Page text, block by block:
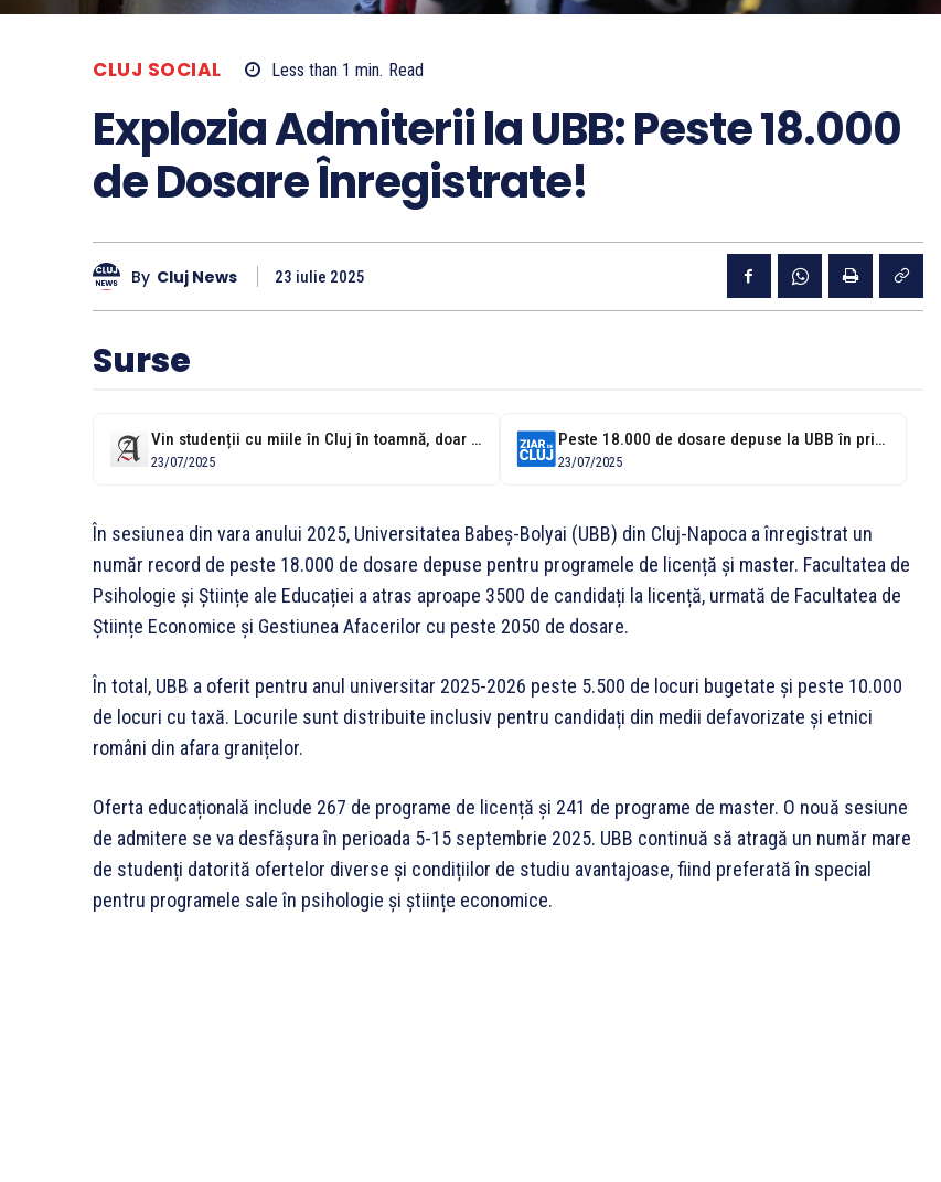
CLUJ SOCIAL Less than 1 min. Read
Explozia Admiterii la UBB: Peste 18.000
de Dosare Înregistrate!
By Cluj News 23 iulie 2025
Surse
Vin studenții cu miile în Cluj în toamnă, doar la una dintre...
23/07/2025
Peste 18.000 de dosare depuse la UBB în prima sesiune de admitere
23/07/2025
În sesiunea din vara anului 2025, Universitatea Babeș-Bolyai (UBB) din Cluj-Napoca a înregistrat un
număr record de peste 18.000 de dosare depuse pentru programele de licență și master. Facultatea de
Psihologie și Științe ale Educației a atras aproape 3500 de candidați la licență, urmată de Facultatea de
Științe Economice și Gestiunea Afacerilor cu peste 2050 de dosare.
În total, UBB a oferit pentru anul universitar 2025-2026 peste 5.500 de locuri bugetate și peste 10.000
de locuri cu taxă. Locurile sunt distribuite inclusiv pentru candidați din medii defavorizate și etnici
români din afara granițelor.
Oferta educațională include 267 de programe de licență și 241 de programe de master. O nouă sesiune
de admitere se va desfășura în perioada 5-15 septembrie 2025. UBB continuă să atragă un număr mare
de studenți datorită ofertelor diverse și condițiilor de studiu avantajoase, fiind preferată în special
pentru programele sale în psihologie și științe economice.